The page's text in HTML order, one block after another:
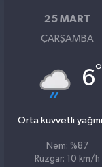
25 MART
ÇARŞAMBA
6°
Orta kuvvetli
Nem: %87
Rüzgar: 10 km/h